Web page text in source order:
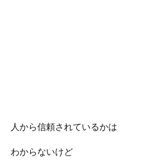
人から信頼されているかは
わからないけど